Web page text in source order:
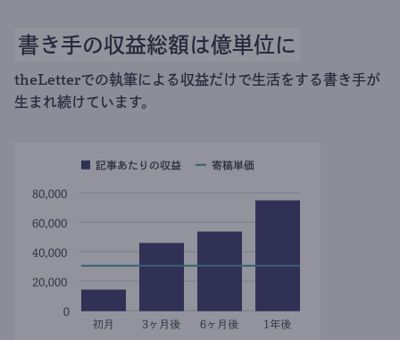
書き手の収益総額は億単位に
theLetterでの執筆による収益だけで生活をする書き手が
生まれ続けています。